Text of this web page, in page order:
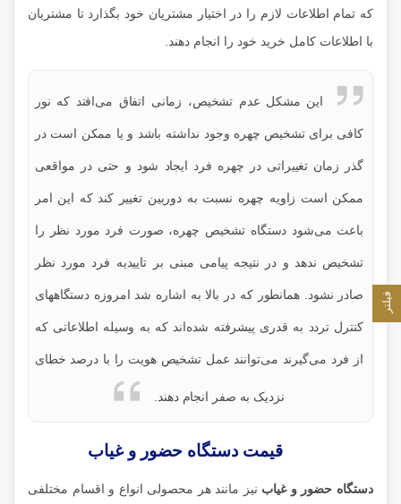
که تمام اطلاعات لازم را در اختیار مشتریان خود بگذارد تا مشتریان
با اطلاعات کامل خرید خود را انجام دهند.
این مشکل عدم تشخیص، زمانی اتفاق می‌افتد که نور
کافی برای تشخیص چهره وجود نداشته باشد و یا ممکن است در
گذر زمان تغییراتی در چهره فرد ایجاد شود و حتی در مواقعی
ممکن است زاویه چهره نسبت به دوربین تغییر کند که این امر
باعث می‌شود دستگاه تشخیص چهره، صورت فرد مورد نظر را
تشخیص ندهد و در نتیجه پیامی مبنی بر تاییدیه فرد مورد نظر
صادر نشود. همانطور که در بالا به اشاره شد امروزه دستگاههای
کنترل تردد به قدری پیشرفته شده‌اند که به وسیله اطلاعاتی که
از فرد می‌گیرند می‌توانند عمل تشخیص هویت را با درصد خطای
نزدیک به صفر انجام دهند.
قیمت دستگاه حضور و غیاب
دستگاه حضور و غیاب نیز مانند هر محصولی انواع و اقسام مختلفی
فیلتر